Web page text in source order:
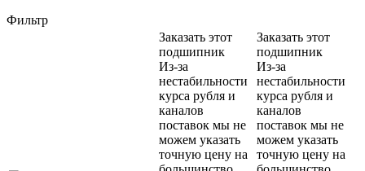
Фильтр
Заказать этот
подшипник
Из-за
нестабильности
курса рубля и
каналов
поставок мы не
можем указать
точную цену на
Заказать этот
подшипник
Из-за
нестабильности
курса рубля и
каналов
поставок мы не
можем указать
точную цену на